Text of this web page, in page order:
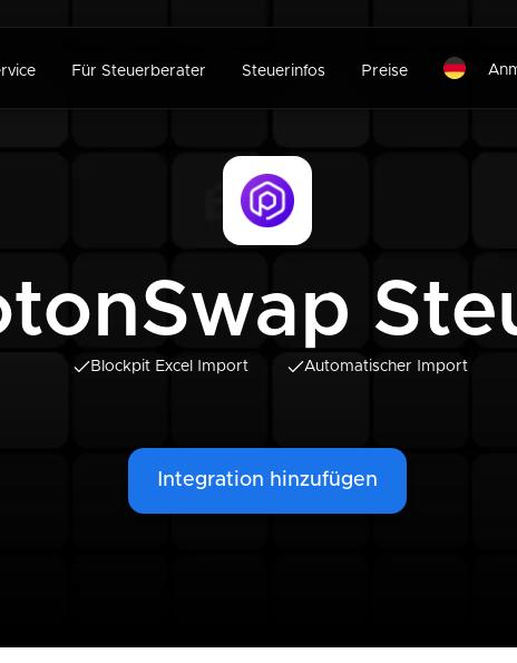
Für Steuerberater Steuerinfos Preise
Blockpit Excel Import Automatischer Import
Integration hinzufügen